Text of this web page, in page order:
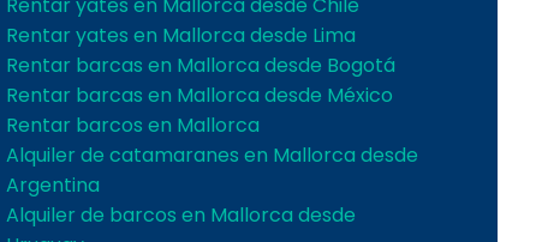
Rentar yates en Mallorca desde Lima
Rentar barcas en Mallorca desde Bogotá
Rentar barcas en Mallorca desde México
Rentar barcos en Mallorca
Alquiler de catamaranes en Mallorca desde
Argentina
Alquiler de barcos en Mallorca desde